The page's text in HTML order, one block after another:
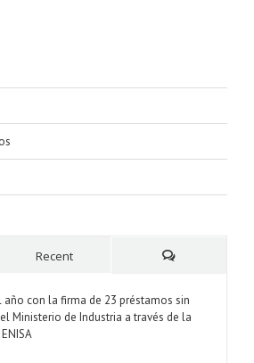
Recent
año con la firma de 23 préstamos sin
Ministerio de Industria a través de la